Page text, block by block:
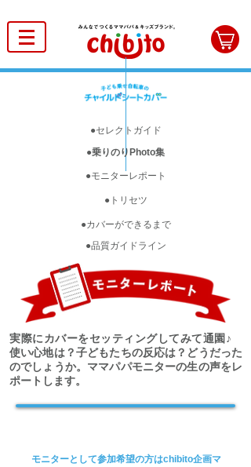
●セレクトガイド
●乗りのりPhoto集
●モニターレポート
●トリセツ
●カバーができるまで
●品質ガイドライン
実際にカバーをセッティングしてみて通園♪
使い心地は？子どもたちの反応は？どうだった
のでしょうか。ママパパモニターの生の声をレ
ポートします。
モニターとして参加希望の方はchibito企画マ